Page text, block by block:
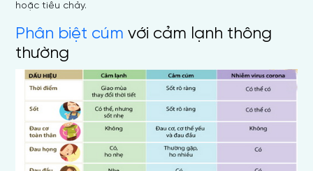
hoặc tiêu chảy.
Phân biệt cúm với cảm lạnh thông
thường